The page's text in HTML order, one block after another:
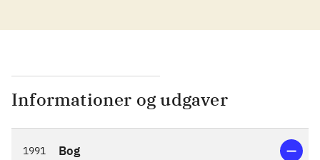
Informationer og udgaver
1991 Bog